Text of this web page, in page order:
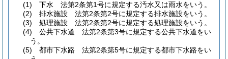
(1)
下水 法第2条第1号に規定する汚水又は雨水をいう。
(2)
排水施設 法第2条第2号に規定する排水施設をいう。
(3)
処理施設 法第2条第2号に規定する処理施設をいう。
(4)
公共下水道 法第2条第3号に規定する公共下水道をい
う。
(5)
都市下水路 法第2条第5号に規定する都市下水路をい